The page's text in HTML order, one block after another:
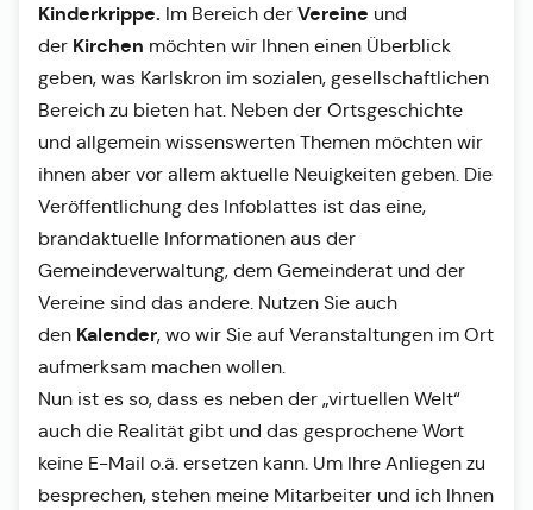
Kinderkrippe. Im Bereich der Vereine und
der Kirchen möchten wir Ihnen einen Überblick
geben, was Karlskron im sozialen, gesellschaftlichen
Bereich zu bieten hat. Neben der Ortsgeschichte
und allgemein wissenswerten Themen möchten wir
ihnen aber vor allem aktuelle Neuigkeiten geben. Die
Veröffentlichung des Infoblattes ist das eine,
brandaktuelle Informationen aus der
Gemeindeverwaltung, dem Gemeinderat und der
Vereine sind das andere. Nutzen Sie auch
den Kalender, wo wir Sie auf Veranstaltungen im Ort
aufmerksam machen wollen.
Nun ist es so, dass es neben der „virtuellen Welt“
auch die Realität gibt und das gesprochene Wort
keine E-Mail o.ä. ersetzen kann. Um Ihre Anliegen zu
besprechen, stehen meine Mitarbeiter und ich Ihnen